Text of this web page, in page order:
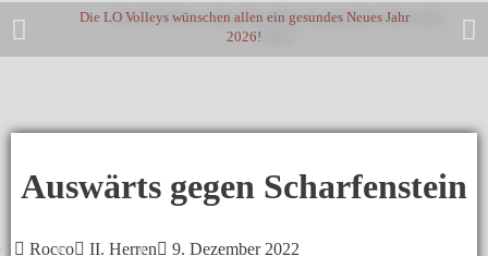
Die LO Volleys wünschen allen ein gesundes Neues Jahr
2026!
Auswärts gegen Scharfenstein
Rocco II. Herren 9. Dezember 2022